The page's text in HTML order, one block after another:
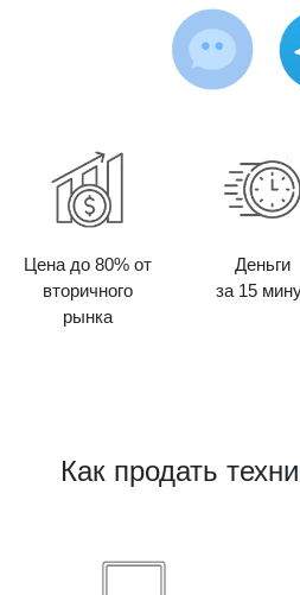
Цена до 80% от
вторичного
рынка
Деньги
за 15
Как продать